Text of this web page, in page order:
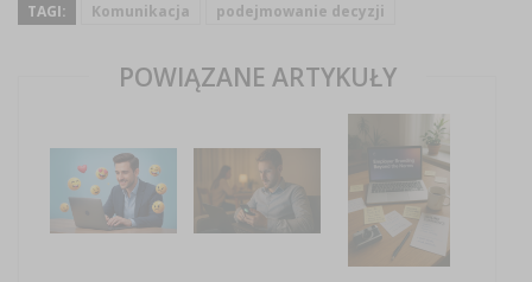
TAGI: Komunikacja podejmowanie decyzji
POWIĄZANE ARTYKUŁY